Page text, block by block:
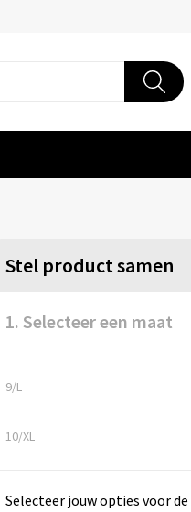
Stel product samen
1. Selecteer een maat
9/L
10/XL
Selecteer jouw opties voor